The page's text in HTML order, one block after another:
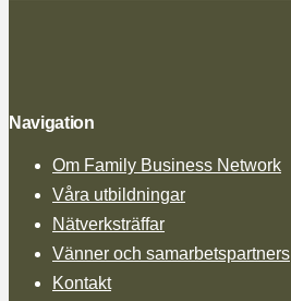
Navigation
Om Family Business Network
Våra utbildningar
Nätverksträffar
Vänner och samarbetspartners
Kontakt